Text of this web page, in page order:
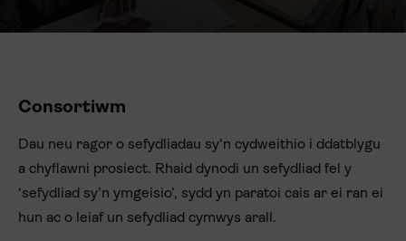
Consortiwm
Dau neu ragor o sefydliadau sy'n cydweithio i ddatblygu
a chyflawni prosiect. Rhaid dynodi un sefydliad fel y
‘sefydliad sy’n ymgeisio’, sydd yn paratoi cais ar ei ran ei
hun ac o leiaf un sefydliad cymwys arall.